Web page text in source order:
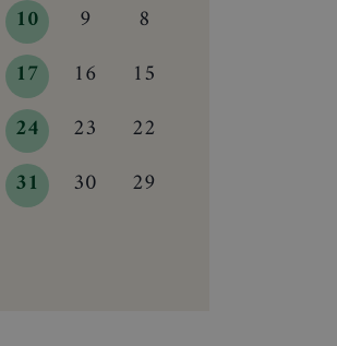
8
9
10
15
16
17
22
23
24
29
30
31